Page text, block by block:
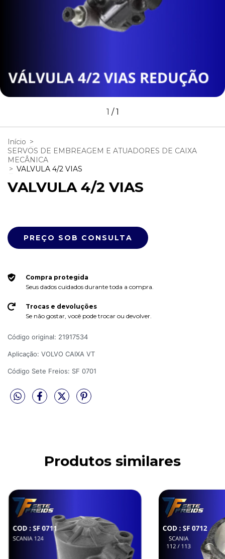
1 /1
Início >
SERVOS DE EMBREAGEM E ATUADORES DE CAIXA
MECÂNICA
> VALVULA 4/2 VIAS
VALVULA 4/2 VIAS
Compra protegida
Seus dados cuidados durante toda a compra.
Trocas e devoluções
Se não gostar, você pode trocar ou devolver.
Código original: 21917534
Aplicação: VOLVO CAIXA VT
Código Sete Freios: SF 0701
Produtos similares